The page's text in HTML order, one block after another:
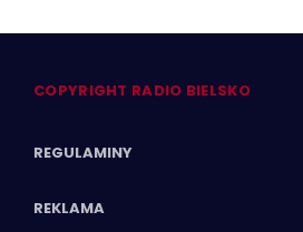
COPYRIGHT RADIO BIELSKO
REGULAMINY
REKLAMA